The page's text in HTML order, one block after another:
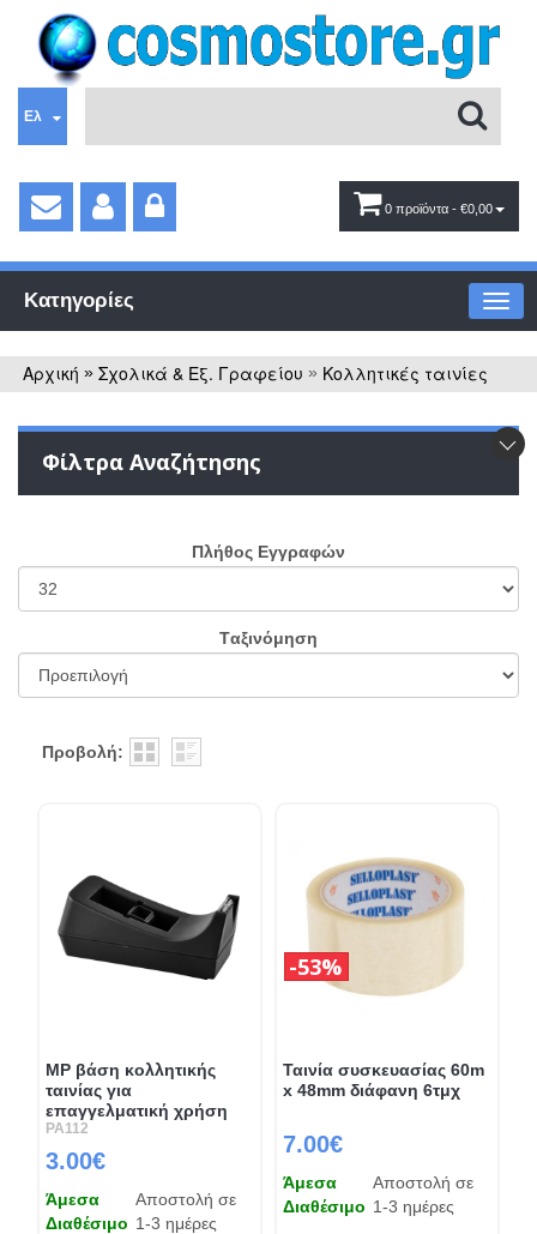
Ελ
0 προϊόντα - €0,00
Κατηγορίες
Αρχική » Σχολικά & Εξ. Γραφείου » Κολλητικές ταινίες
Φίλτρα Αναζήτησης
Πλήθος Εγγραφών
Tαξινόμηση
Προβολή:
MP βάση κολλητικής
ταινίας για
επαγγελματική χρήση
PA112
3.00€
Άμεσα
Διαθέσιμο
Αποστολή σε
1-3 ημέρες
Ταινία συσκευασίας 60m
x 48mm διάφανη 6τμχ
7.00€
53%
Άμεσα
Διαθέσιμο
Αποστολή σε
1-3 ημέρες